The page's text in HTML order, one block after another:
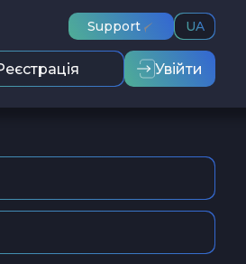
Support UA
Увійти